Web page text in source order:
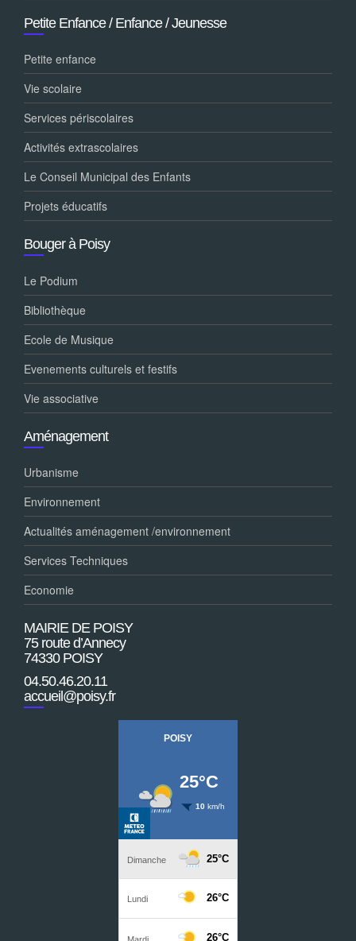
Petite Enfance / Enfance / Jeunesse
Petite enfance
Vie scolaire
Services périscolaires
Activités extrascolaires
Le Conseil Municipal des Enfants
Projets éducatifs
Bouger à Poisy
Le Podium
Bibliothèque
Ecole de Musique
Evenements culturels et festifs
Vie associative
Aménagement
Urbanisme
Environnement
Actualités aménagement /environnement
Services Techniques
Economie
MAIRIE DE POISY
75 route d’Annecy
74330 POISY
04.50.46.20.11
accueil@poisy.fr